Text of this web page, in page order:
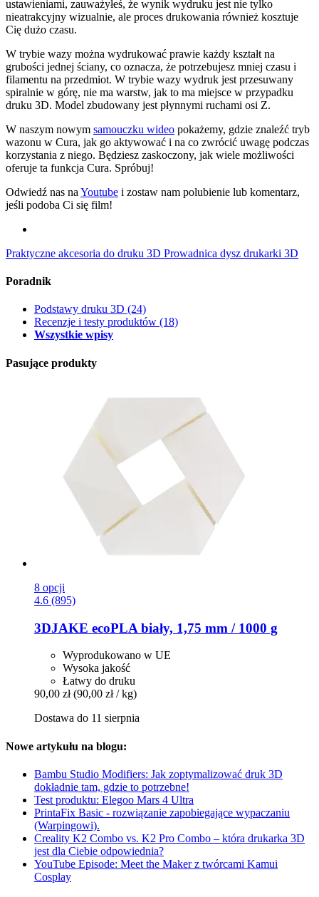
ustawieniami, zauważyłeś, że wynik wydruku jest nie tylko
nieatrakcyjny wizualnie, ale proces drukowania również kosztuje
Cię dużo czasu.
W trybie wazy można wydrukować prawie każdy kształt na
grubości jednej ściany, co oznacza, że potrzebujesz mniej czasu i
filamentu na przedmiot. W trybie wazy wydruk jest przesuwany
spiralnie w górę, nie ma warstw, jak to ma miejsce w przypadku
druku 3D. Model zbudowany jest płynnymi ruchami osi Z.
W naszym nowym samouczku wideo pokażemy, gdzie znaleźć tryb
wazonu w Cura, jak go aktywować i na co zwrócić uwagę podczas
korzystania z niego. Będziesz zaskoczony, jak wiele możliwości
oferuje ta funkcja Cura. Spróbuj!
Odwiedź nas na Youtube i zostaw nam polubienie lub komentarz,
jeśli podoba Ci się film!
Praktyczne akcesoria do druku 3D Prowadnica dysz drukarki 3D
Poradnik
Podstawy druku 3D (24)
Recenzje i testy produktów (18)
Wszystkie wpisy
Pasujące produkty
8 opcji
4.6 (895)
3DJAKE ecoPLA biały, 1,75 mm / 1000 g
Wyprodukowano w UE
Wysoka jakość
Łatwy do druku
90,00 zł (90,00 zł / kg)
Dostawa do 11 sierpnia
Nowe artykułu na blogu:
Bambu Studio Modifiers: Jak zoptymalizować druk 3D
dokładnie tam, gdzie to potrzebne!
Test produktu: Elegoo Mars 4 Ultra
PrintaFix Basic - rozwiązanie zapobiegające wypaczaniu
(Warpingowi).
Creality K2 Combo vs. K2 Pro Combo – która drukarka 3D
jest dla Ciebie odpowiednia?
YouTube Episode: Meet the Maker z twórcami Kamui
Cosplay